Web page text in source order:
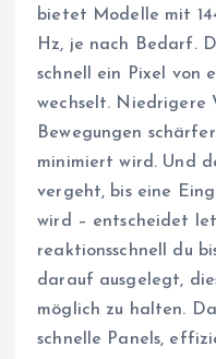
bietet Modelle mit
Hz, je nach Bedarf.
schnell ein Pixel von
wechselt. Niedrigere
Bewegungen
minimiert wird. Und
vergeht, bis eine
wird – entscheidet
reaktionsschnell du
darauf ausgelegt,
möglich zu halten.
schnelle Panels,